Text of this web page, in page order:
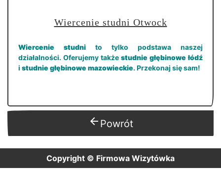
Wiercenie studni Otwock
Wiercenie studni to tylko podstawa naszej
działalności. Oferujemy także studnie głębinowe łódź
i studnie głębinowe mazowieckie. Przekonaj się sam!
arrow_back Powrót
Copyright © Firmowa Wizytówka